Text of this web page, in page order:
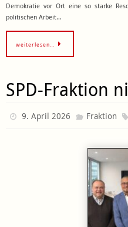
Demokratie vor Ort eine so starke
politischen Arbeit…
weiterlesen…
SPD-Fraktion
9. April 2026 Fraktion